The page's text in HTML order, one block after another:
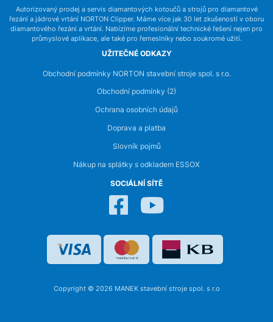
Autorizovaný prodej a servis diamantových kotoučů a strojů pro diamantové
řezání a jádrové vrtání NORTON Clipper. Máme více jak 30 let zkušeností v oboru
diamantového řezání a vrtání. Nabízíme profesionální technické řešení nejen pro
průmyslové aplikace, ale také pro řemeslníky nebo soukromé užití.
UŽITEČNÉ ODKAZY
Obchodní podmínky NORTON stavební stroje spol. s r.o.
Obchodní podmínky (2)
Ochrana osobních údajů
Doprava a platba
Slovník pojmů
Nákup na splátky s odkladem ESSOX
SOCIÁLNÍ SÍTĚ
Copyright © 2026 MANEK stavební stroje spol. s r.o